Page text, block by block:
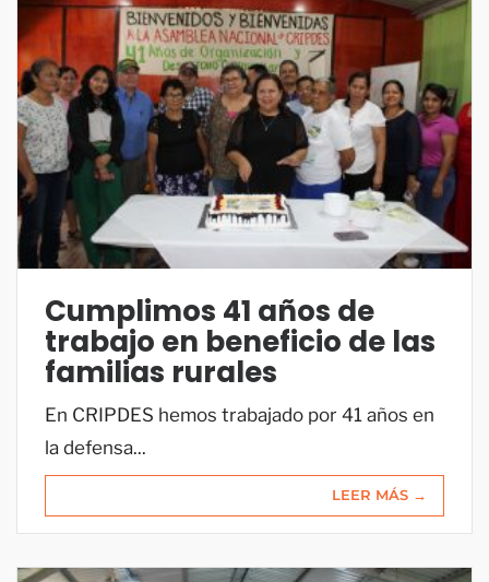
Cumplimos 41 años de
trabajo en beneficio de las
familias rurales
En CRIPDES hemos trabajado por 41 años en
la defensa...
LEER MÁS →